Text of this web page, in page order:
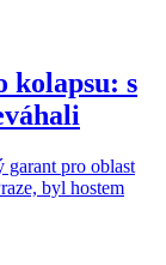
kolapsu: s